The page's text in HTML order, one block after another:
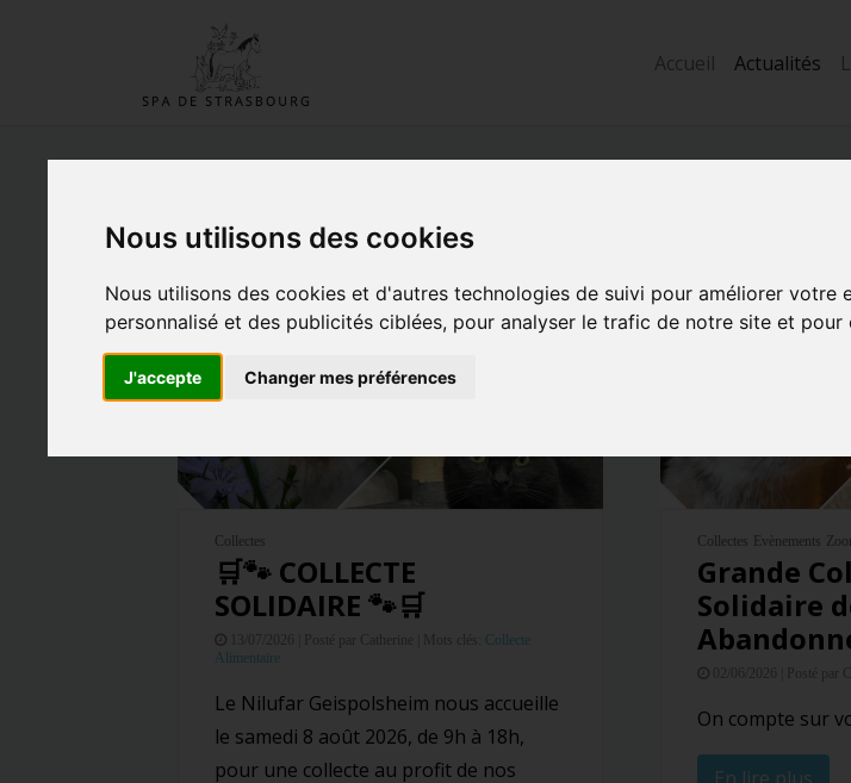
Nous utilisons des cookies
Nous utilisons des cookies et d'autres technologies de suivi pour améliorer
personnalisé et des publicités ciblées, pour analyser le trafic de notre site et
J'accepte Changer mes préférences
Accueil Actualités
Recherche pour "Collectes"
Collectes
🛒🐾 COLLECTE
SOLIDAIRE 🐾🛒
Posté par Catherine | Mots clés: Collecte
Alimentaire
Le Nilufar Geispolsheim nous accueille
le samedi 8 août 2026, de 9h à 18h,
pour une collecte au profit de nos
Collectes Evènements
Grande
Solidaire
02/06/2026 | Posté par
On compte sur
En lire plus